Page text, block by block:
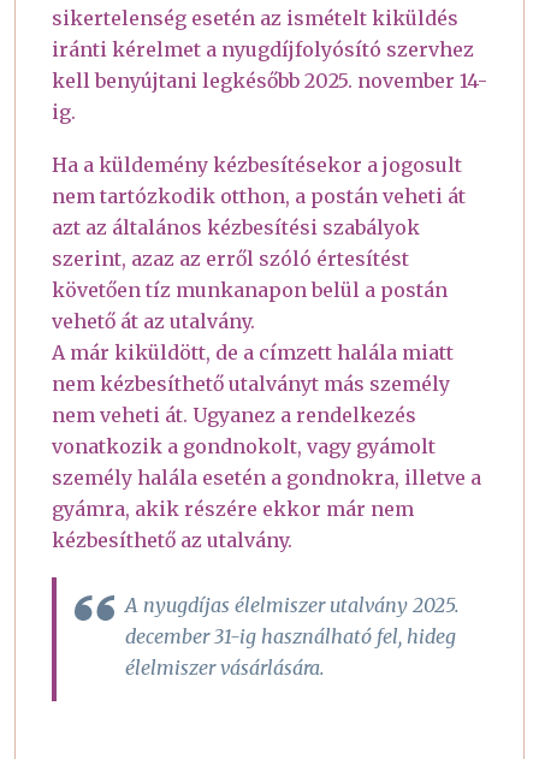
sikertelenség esetén az ismételt kiküldés
iránti kérelmet a nyugdíjfolyósító szervhez
kell benyújtani legkésőbb 2025. november 14-
ig.
Ha a küldemény kézbesítésekor a jogosult
nem tartózkodik otthon, a postán veheti át
azt az általános kézbesítési szabályok
szerint, azaz az erről szóló értesítést
követően tíz munkanapon belül a postán
vehető át az utalvány.
A már kiküldött, de a címzett halála miatt
nem kézbesíthető utalványt más személy
nem veheti át. Ugyanez a rendelkezés
vonatkozik a gondnokolt, vagy gyámolt
személy halála esetén a gondnokra, illetve a
gyámra, akik részére ekkor már nem
kézbesíthető az utalvány.
A nyugdíjas élelmiszer utalvány 2025.
december 31-ig használható fel, hideg
élelmiszer vásárlására.